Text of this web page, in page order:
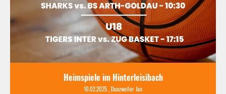
Heimspiele im Hinterleisibach
10.02.2025, Dunzweiler Jan